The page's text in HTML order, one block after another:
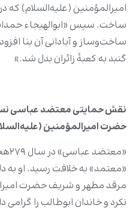
امیرالمؤمنین (علیه‌السلام) که
ساخت‌وساز و آبادانی آن بنا
گنبد به کعبۀ زائران بدل شد.»
نقش حمایتی معتضد عباسی
حضرت امیرالمؤمنین
«معتمد» به خلافت رسید. او به
مرقد مطهر و شریف حضرت
نکرد و خاندان ابوطالب را